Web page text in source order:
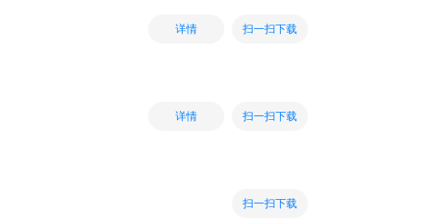
详情 扫一扫下载
详情 扫一扫下载
扫一扫下载